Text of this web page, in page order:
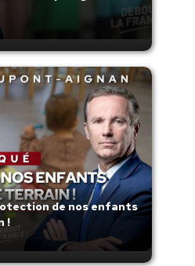
de nos enfants
!